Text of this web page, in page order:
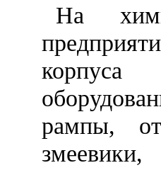
На
рампы,